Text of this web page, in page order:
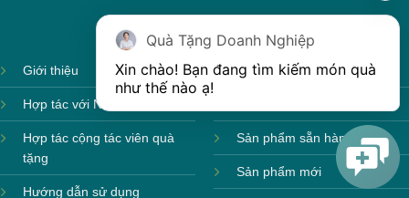
Giới thiệu
Hợp tác với Nhà cung cấp
Hợp tác cộng tác viên quà
tặng
Hướng dẫn sử dụng
Ảnh sản xuất
Sản phẩm sẵn hàng
Sản phẩm mới
Quà Tặng Doanh Nghiệp
Xin chào! Bạn đang tìm kiếm món quà
như thế nào ạ!